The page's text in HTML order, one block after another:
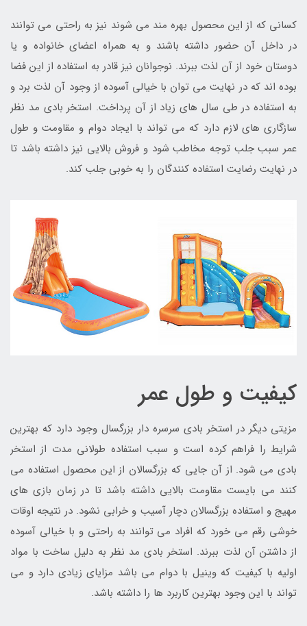
کسانی که از این محصول بهره مند می شوند نیز به راحتی می توانند
در داخل آن حضور داشته باشند و به همراه اعضای خانواده و یا
دوستان خود از آن لذت ببرند. نوجوانان نیز قادر به استفاده از این فضا
بوده اند که در نهایت می توان با خیالی آسوده از وجود آن لذت برد و
به استفاده در طی سال های زیاد از آن پرداخت. استخر بادی مد نظر
سازگاری های لازم دارد که می تواند با ایجاد دوام و مقاومت و طول
عمر سبب جلب توجه مخاطب شود و فروش بالایی نیز داشته باشد تا
در نهایت رضایت استفاده کنندگان را به خوبی جلب کند.
کیفیت و طول عمر
مزیتی دیگر در استخر بادی سرسره دار بزرگسال وجود دارد که بهترین
شرایط را فراهم کرده است و سبب استفاده طولانی مدت از استخر
بادی می شود. از آن جایی که بزرگسالان از این محصول استفاده می
کنند می بایست مقاومت بالایی داشته باشد تا در زمان بازی های
مهیج و استفاده بزرگسالان دچار آسیب و خرابی نشود. در نتیجه اوقات
خوشی رقم می خورد که افراد می توانند به راحتی و با خیالی آسوده
از داشتن آن لذت ببرند. استخر بادی مد نظر به دلیل ساخت با مواد
اولیه با کیفیت که وینیل با دوام می باشد مزایای زیادی دارد و می
تواند با این وجود بهترین کاربرد ها را داشته باشد.